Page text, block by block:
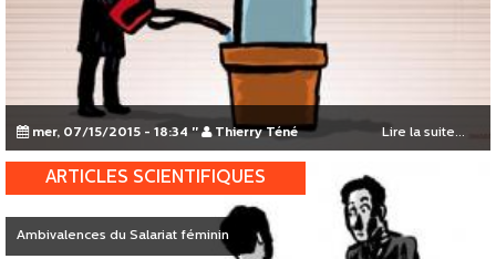
mer, 07/15/2015 - 18:34 " Thierry Téné Lire la suite...
Ambivalences du Salariat féminin
ARTICLES SCIENTIFIQUES